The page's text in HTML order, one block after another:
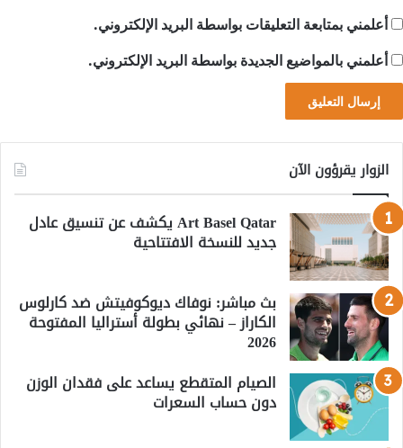
أعلمني بمتابعة التعليقات بواسطة البريد الإلكتروني.
أعلمني بالمواضيع الجديدة بواسطة البريد الإلكتروني.
الزوار يقرؤون الآن
Art Basel Qatar يكشف عن تنسيق عادل
جديد للنسخة الافتتاحية
بث مباشر: نوفاك ديوكوفيتش ضد كارلوس
الكاراز – نهائي بطولة أستراليا المفتوحة
2026
الصيام المتقطع يساعد على فقدان الوزن
دون حساب السعرات